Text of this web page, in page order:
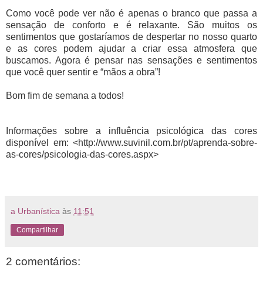
Como você pode ver não é apenas o branco que passa a
sensação de conforto e é relaxante. São muitos os
sentimentos que gostaríamos de despertar no nosso quarto
e as cores podem ajudar a criar essa atmosfera que
buscamos. Agora é pensar nas sensações e sentimentos
que você quer sentir e “mãos a obra”!
Bom fim de semana a todos!
Informações sobre a influência psicológica das cores
disponível em: <http://www.suvinil.com.br/pt/aprenda-sobre-
as-cores/psicologia-das-cores.aspx>
a Urbanística às 11:51
Compartilhar
2 comentários: